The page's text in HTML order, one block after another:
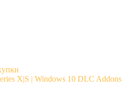
X|S | Windows 10 DLC Addons